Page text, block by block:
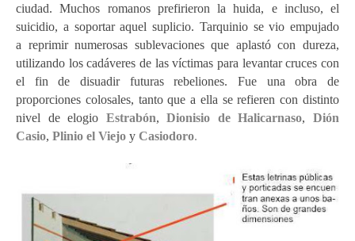
ciudad. Muchos romanos prefirieron la huida, e incluso, el
suicidio, a soportar aquel suplicio. Tarquinio se vio empujado
a reprimir numerosas sublevaciones que aplastó con dureza,
utilizando los cadáveres de las víctimas para levantar crucescon
el fin de disuadir futuras rebeliones. Fue una obra de
proporciones colosales, tanto que a ella se refieren con distinto
nivel de elogio Estrabón,Dionisio de Halicarnaso,Dión
Casio, Plinio el Viejo y Casiodoro.